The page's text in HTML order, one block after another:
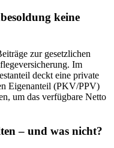
keine
zur gesetzlichen
Im
deckt eine private
Eigenanteil (PKV/PPV)
um das verfügbare Netto
– und was nicht?